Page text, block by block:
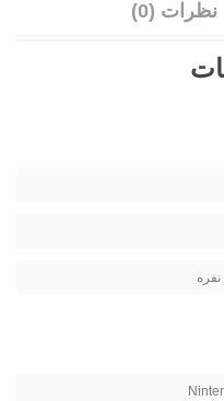
نظرات (0)